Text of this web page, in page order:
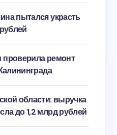
пытался украсть
проверила ремонт
области: выручка
до 1,2 млрд рублей